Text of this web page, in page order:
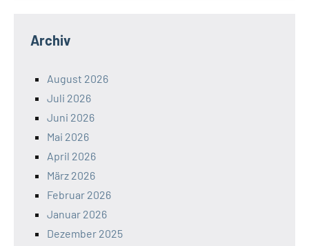
Archiv
August 2026
Juli 2026
Juni 2026
Mai 2026
April 2026
März 2026
Februar 2026
Januar 2026
Dezember 2025